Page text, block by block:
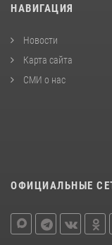
НАВИГАЦИЯ
Новости
Карта сайта
СМИ о нас
ОФИЦИАЛЬНЫЕ